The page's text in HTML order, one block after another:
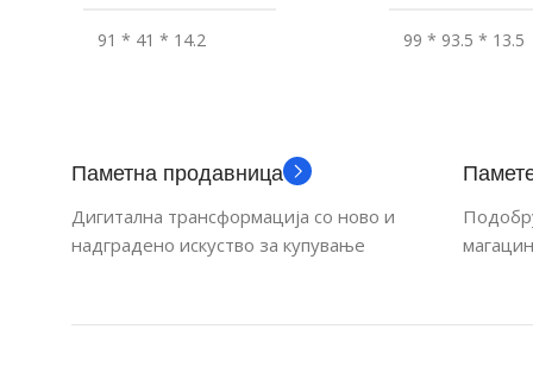
91 * 41 * 14.2
66.9 * 29.1
РЕЗОЛУЦИЈА (PX)
99 * 93.5 * 13.5
84.8 * 63.6
РЕЗОЛУЦИЈА
Паметна продавница
Дигитална трансформација со ново и
надградено искуство за купување